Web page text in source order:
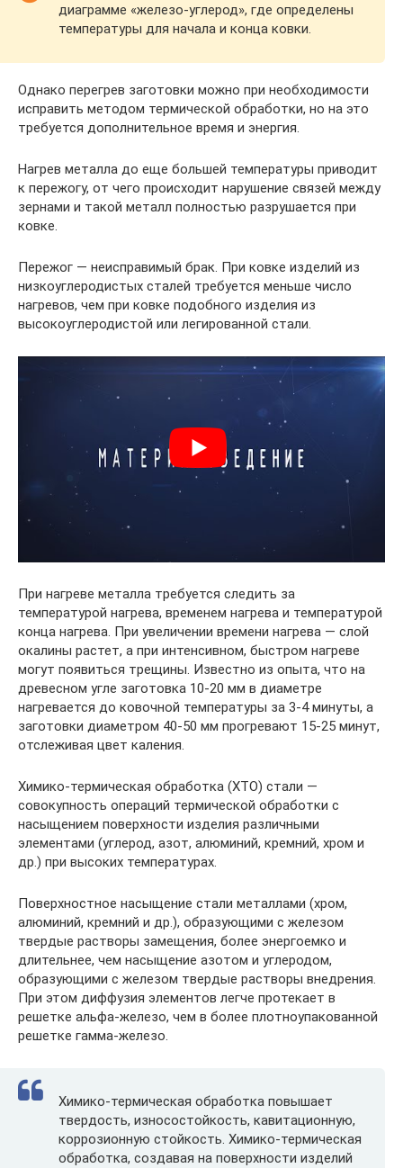
диаграмме «железо-углерод», где определены
температуры для начала и конца ковки.
Однако перегрев заготовки можно при необходимости
исправить методом термической обработки, но на это
требуется дополнительное время и энергия.
Нагрев металла до еще большей температуры приводит
к пережогу, от чего происходит нарушение связей между
зернами и такой металл полностью разрушается при
ковке.
Пережог — неисправимый брак. При ковке изделий из
низкоуглеродистых сталей требуется меньше число
нагревов, чем при ковке подобного изделия из
высокоуглеродистой или легированной стали.
При нагреве металла требуется следить за
температурой нагрева, временем нагрева и температурой
конца нагрева. При увеличении времени нагрева — слой
окалины растет, а при интенсивном, быстром нагреве
могут появиться трещины. Известно из опыта, что на
древесном угле заготовка 10-20 мм в диаметре
нагревается до ковочной температуры за 3-4 минуты, а
заготовки диаметром 40-50 мм прогревают 15-25 минут,
отслеживая цвет каления.
Химико-термическая обработка (ХТО) стали —
совокупность операций термической обработки с
насыщением поверхности изделия различными
элементами (углерод, азот, алюминий, кремний, хром и
др.) при высоких температурах.
Поверхностное насыщение стали металлами (хром,
алюминий, кремний и др.), образующими с железом
твердые растворы замещения, более энергоемко и
длительнее, чем насыщение азотом и углеродом,
образующими с железом твердые растворы внедрения.
При этом диффузия элементов легче протекает в
решетке альфа-железо, чем в более плотноупакованной
решетке гамма-железо.
Химико-термическая обработка повышает
твердость, износостойкость, кавитационную,
коррозионную стойкость. Химико-термическая
обработка, создавая на поверхности изделий